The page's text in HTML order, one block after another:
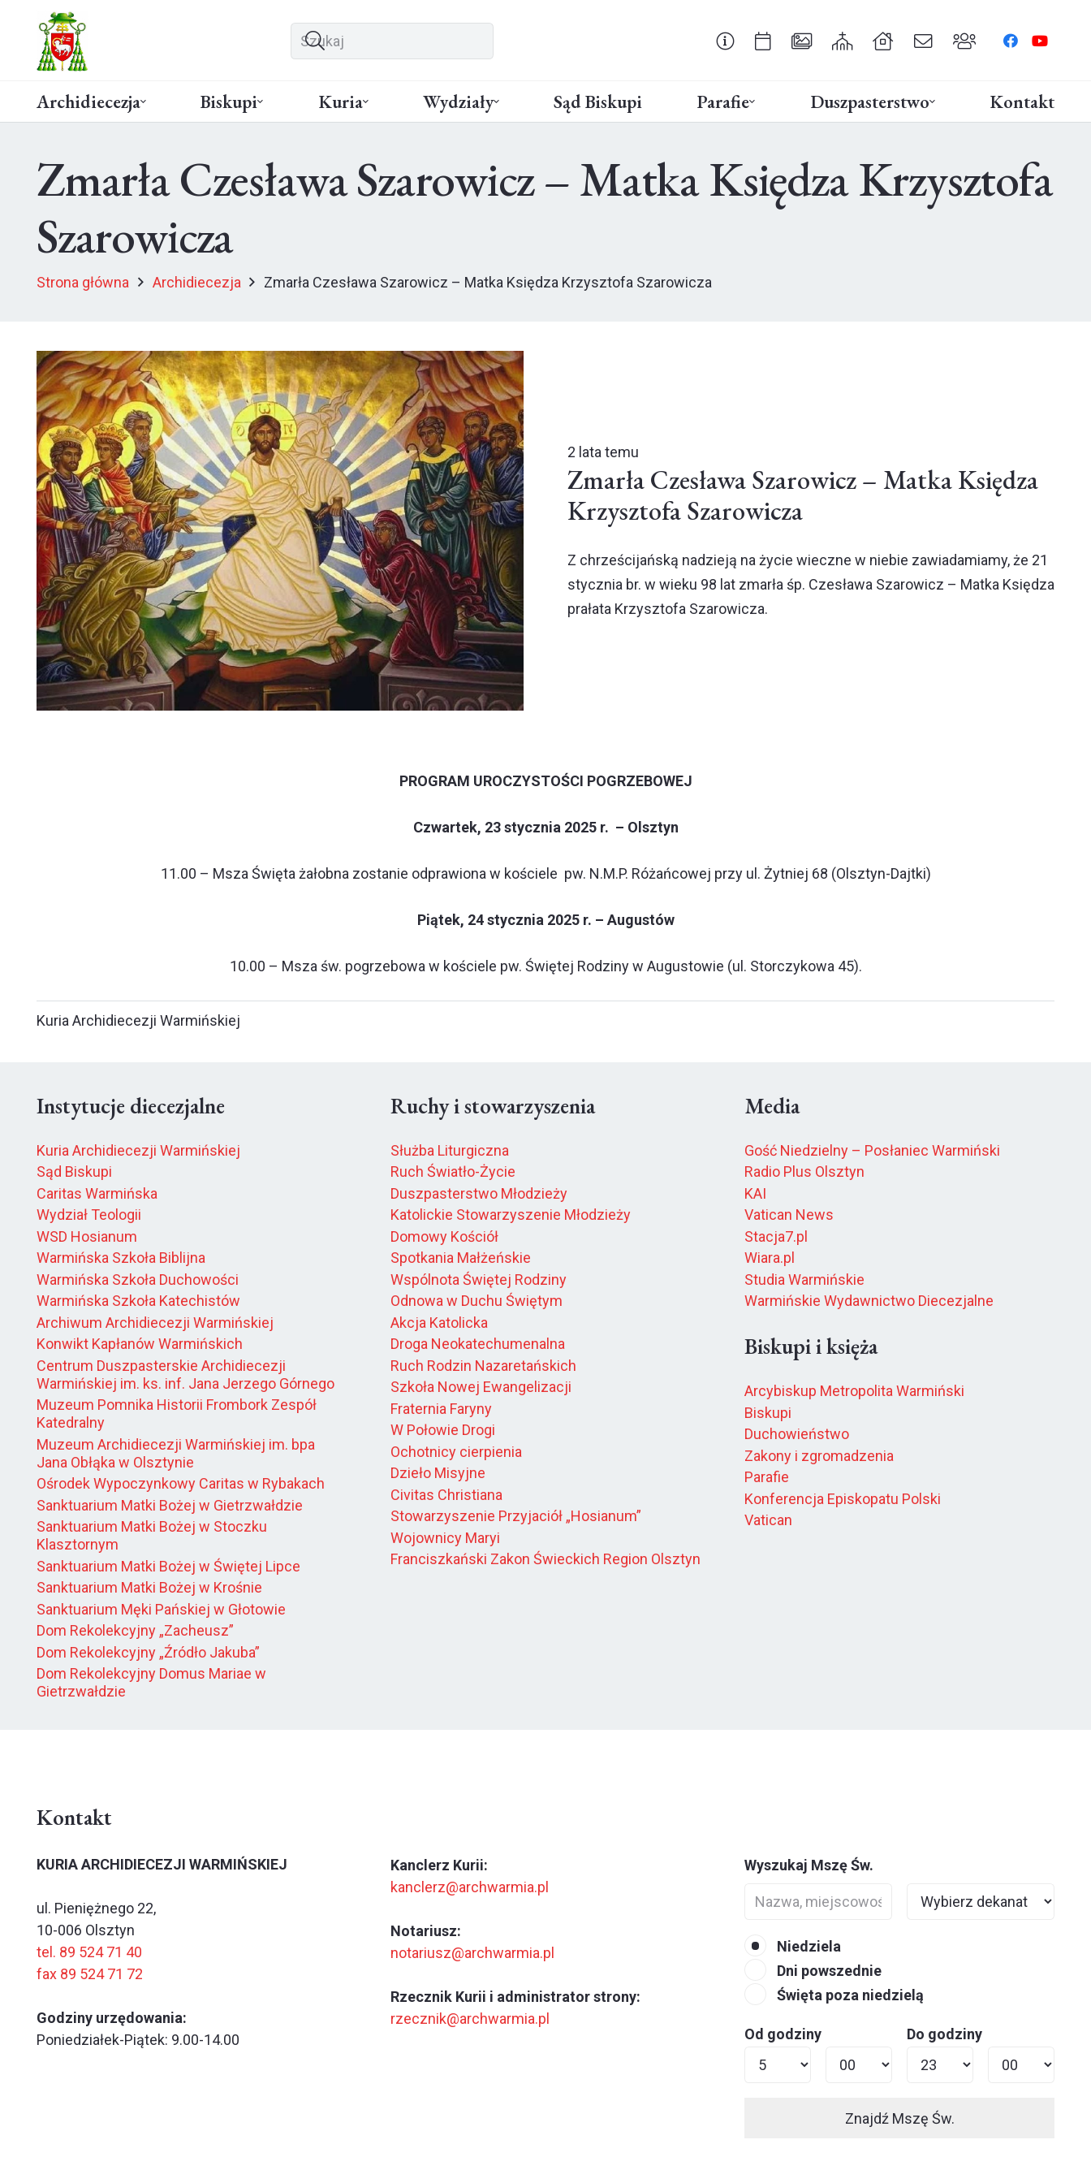
Archidiecezja Biskupi Kuria Wydziały Sąd Biskupi Parafie Duszpasterstwo Kontakt
Zmarła Czesława Szarowicz – Matka Księdza Krzysztofa
Szarowicza
Strona główna Archidiecezja Zmarła Czesława Szarowicz – Matka Księdza Krzysztofa Szarowicza
2 lata temu
Zmarła Czesława Szarowicz – Matka Księdza
Krzysztofa Szarowicza
Z chrześcijańską nadzieją na życie wieczne w niebie zawiadamiamy, że 21
stycznia br. w wieku 98 lat zmarła śp. Czesława Szarowicz – Matka Księdza
prałata Krzysztofa Szarowicza.
PROGRAM UROCZYSTOŚCI POGRZEBOWEJ
Czwartek, 23 stycznia 2025 r. – Olsztyn
11.00 – Msza Święta żałobna zostanie odprawiona w kościele pw. N.M.P. Różańcowej przy ul. Żytniej 68 (Olsztyn-Dajtki)
Piątek, 24 stycznia 2025 r. – Augustów
10.00 – Msza św. pogrzebowa w kościele pw. Świętej Rodziny w Augustowie (ul. Storczykowa 45).
Kuria Archidiecezji Warmińskiej
Instytucje diecezjalne
Kuria Archidiecezji Warmińskiej
Sąd Biskupi
Caritas Warmińska
Wydział Teologii
WSD Hosianum
Warmińska Szkoła Biblijna
Warmińska Szkoła Duchowości
Warmińska Szkoła Katechistów
Archiwum Archidiecezji Warmińskiej
Konwikt Kapłanów Warmińskich
Centrum Duszpasterskie Archidiecezji
Warmińskiej im. ks. inf. Jana Jerzego Górnego
Muzeum Pomnika Historii Frombork Zespół
Katedralny
Muzeum Archidiecezji Warmińskiej im. bpa
Jana Obłąka w Olsztynie
Ośrodek Wypoczynkowy Caritas w Rybakach
Sanktuarium Matki Bożej w Gietrzwałdzie
Sanktuarium Matki Bożej w Stoczku
Klasztornym
Sanktuarium Matki Bożej w Świętej Lipce
Sanktuarium Matki Bożej w Krośnie
Sanktuarium Męki Pańskiej w Głotowie
Dom Rekolekcyjny „Zacheusz”
Dom Rekolekcyjny „Źródło Jakuba”
Dom Rekolekcyjny Domus Mariae w
Gietrzwałdzie
Ruchy i stowarzyszenia
Służba Liturgiczna
Ruch Światło-Życie
Duszpasterstwo Młodzieży
Katolickie Stowarzyszenie Młodzieży
Domowy Kościół
Spotkania Małżeńskie
Wspólnota Świętej Rodziny
Odnowa w Duchu Świętym
Akcja Katolicka
Droga Neokatechumenalna
Ruch Rodzin Nazaretańskich
Szkoła Nowej Ewangelizacji
Fraternia Faryny
W Połowie Drogi
Ochotnicy cierpienia
Dzieło Misyjne
Civitas Christiana
Stowarzyszenie Przyjaciół „Hosianum”
Wojownicy Maryi
Franciszkański Zakon Świeckich Region Olsztyn
Media
Gość Niedzielny – Posłaniec Warmiński
Radio Plus Olsztyn
KAI
Vatican News
Stacja7.pl
Wiara.pl
Studia Warmińskie
Warmińskie Wydawnictwo Diecezjalne
Biskupi i księża
Arcybiskup Metropolita Warmiński
Biskupi
Duchowieństwo
Zakony i zgromadzenia
Parafie
Konferencja Episkopatu Polski
Vatican
Kontakt
KURIA ARCHIDIECEZJI WARMIŃSKIEJ
ul. Pieniężnego 22,
10-006 Olsztyn
tel. 89 524 71 40
fax 89 524 71 72
Godziny urzędowania:
Poniedziałek-Piątek: 9.00-14.00
Kanclerz Kurii:
kanclerz@archwarmia.pl
Notariusz:
notariusz@archwarmia.pl
Rzecznik Kurii i administrator strony:
rzecznik@archwarmia.pl
Wyszukaj Mszę Św.
Niedziela
Dni powszednie
Święta poza niedzielą
Od godziny Do godziny
Znajdź Mszę Św.